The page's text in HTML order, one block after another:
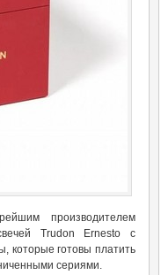
производителем
Trudon Ernesto с
которые готовы платить
сериями.